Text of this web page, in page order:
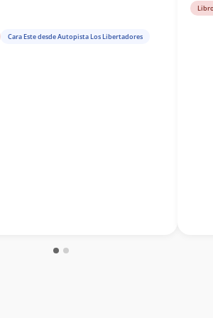
Cara Este desde Autopista Los Libertadores